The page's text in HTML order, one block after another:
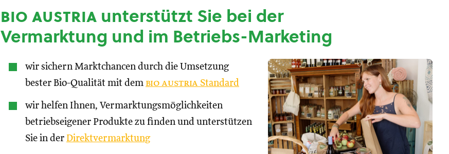
bio austria unterstützt Sie bei der
Vermarktung und im Betriebs-Marketing
wir sichern Marktchancen durch die Umsetzung
bester Bio-Qualität mit dem bio austria Standard
wir helfen Ihnen, Vermarktungsmöglichkeiten
betriebseigener Produkte zu finden und unterstützen
Sie in der Direktvermarktung